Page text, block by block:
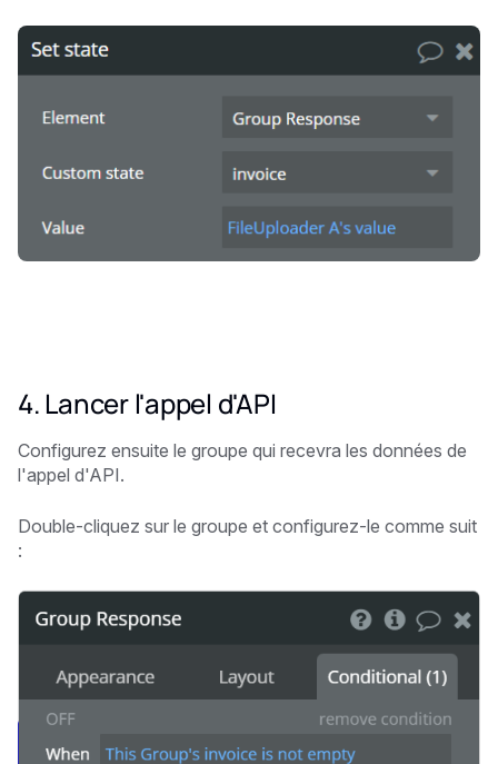
4. Lancer l'appel d'API
Configurez ensuite le groupe qui recevra les données de
l'appel d'API.
Double-cliquez sur le groupe et configurez-le comme suit
: